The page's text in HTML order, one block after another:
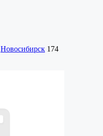
Новосибирск 174